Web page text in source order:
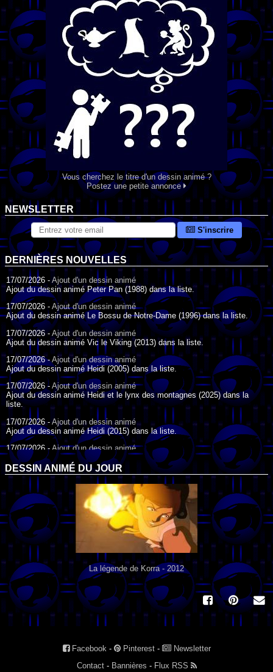
Vous cherchez le titre d'un dessin animé ?
Postez une petite annonce
NEWSLETTER
S'inscrire
DERNIÈRES NOUVELLES
17/07/2026 - Ajout d'un dessin animé
Ajout du dessin animé Peter Pan (1988) dans la liste.
17/07/2026 - Ajout d'un dessin animé
Ajout du dessin animé Le Bossu de Notre-Dame (1996) dans la liste.
17/07/2026 -Ajout d'un dessin animé
Ajout du dessin animé Vic le Viking (2013) dans la liste.
17/07/2026 -Ajout d'un dessin animé
Ajout du dessin animé Heidi (2005) dans la liste.
17/07/2026 - Ajout d'un dessin animé
Ajout du dessin animé Heidi et le lynx des montagnes (2025) dans la
liste.
17/07/2026 -Ajout d'un dessin animé
Ajout du dessin animé Heidi (2015) dans la liste.
17/07/2026 - Ajout d'un dessin animé
Ajout du dessin animé Heidi (1995) dans la liste.
09/07/2026 -Ajout d'un dessin animé
Ajout du dessin animé Genki l'Aventurier de la Chance (2006) dans la
liste.
04/07/2026 - Ajout d'un dessin animé
Ajout du dessin animé Vilain Petit Canard (2000) dans la liste.
04/07/2026 -Ajout d'un dessin animé
Ajout du dessin animé Le Noël du vilain petit canard (2003) dans la liste.
DESSIN ANIMÉ DU JOUR
La légende de Korra - 2012
Facebook - Pinterest-
Newsletter
Contact- Bannières - Flux RSS